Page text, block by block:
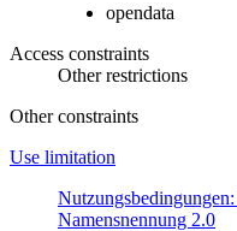
opendata
Access constraints
Other restrictions
Other constraints
Use limitation
Namensnennung 2.0